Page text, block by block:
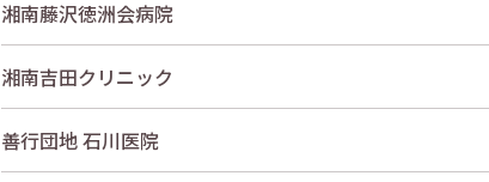
湘南藤沢徳洲会病院
湘南吉田クリニック
善行団地 石川医院